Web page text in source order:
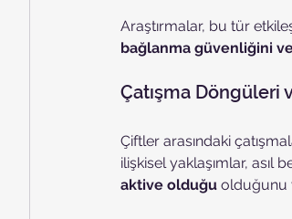
Araştırmalar, bu tür
bağlanma güvenliğini ve
Çatışma Döngüleri
Çiftler arasındaki
ilişkisel yaklaşımlar, asıl
aktive olduğu olduğunu